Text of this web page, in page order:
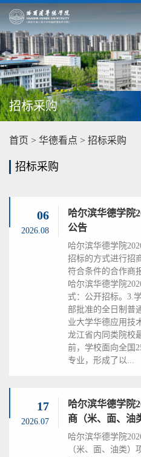
招标采购
首页 > 华德看点 > 招标采购
招标采购
06
2026.08
哈尔滨华德学院
公告
哈尔滨华德学院
招标的方式进行招
符合条件的合作商
哈尔滨华德学院
式：公开招标。3.
部批准的全日制普
业大学华德应用技
龙江省内同类院校
前，学校面向全国
专业，形成了以...
17
2026.07
哈尔滨华德学院
商（米、面、油
哈尔滨华德学院
（米、面、油类